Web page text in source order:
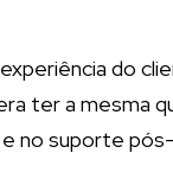
do
ter a mesma
e no suporte